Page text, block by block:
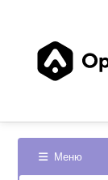
Меню